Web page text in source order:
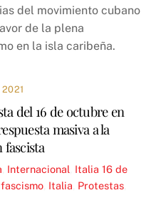
del movimiento cubano
de la plena
en la isla caribeña.
del 16 de octubre en
masiva a la
Internacional Italia 16 de
Italia Protestas